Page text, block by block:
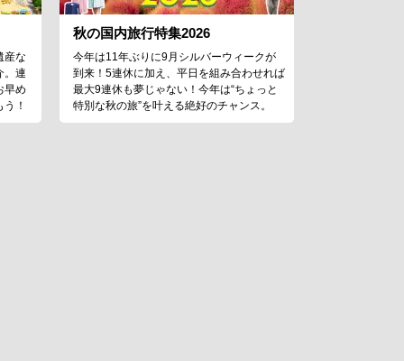
産な
。連
早め
！
秋の国内旅行特集2026
今年は11年ぶりに9月シルバーウィークが
到来！5連休に加え、平日を組み合わせれば
最大9連休も夢じゃない！今年は“ちょっと
特別な秋の旅”を叶える絶好のチャンス。